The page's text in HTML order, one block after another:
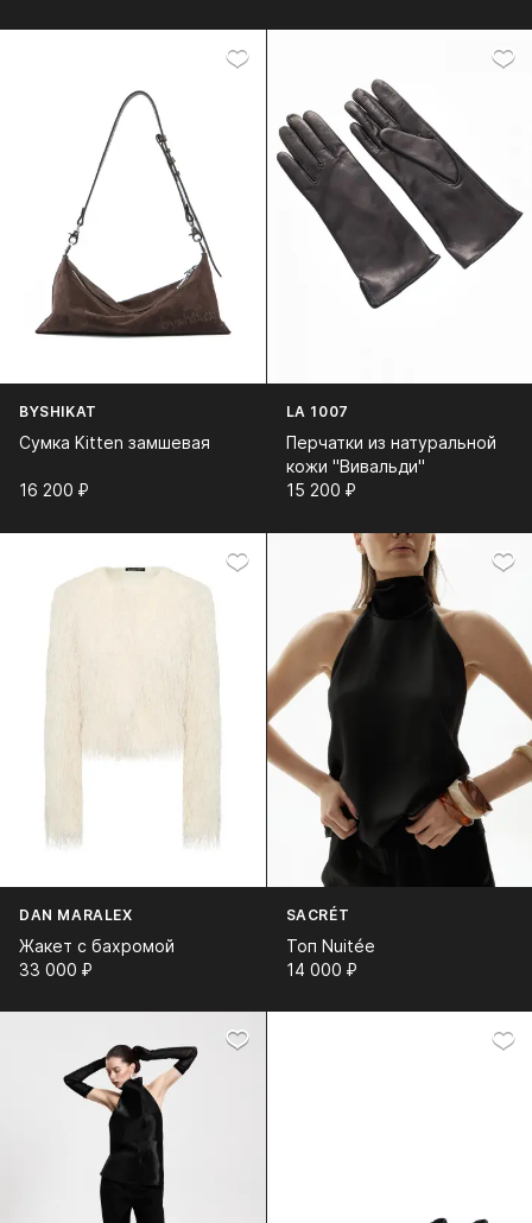
BYSHIKAT
Сумка Kitten замшевая
16 200⁠ ⁠₽
LA 1007
Перчатки из натуральной
кожи "Вивальди"
15 200⁠ ⁠₽
DAN MARALEX
Жакет с бахромой
33 000⁠ ⁠₽
SACRÉT
Топ Nuitée
14 000⁠ ⁠₽